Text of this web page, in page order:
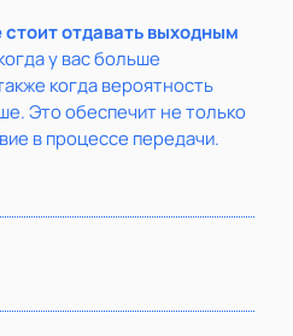
отдавать выходным
у вас больше
когда вероятность
Это обеспечит не только
в процессе передачи.